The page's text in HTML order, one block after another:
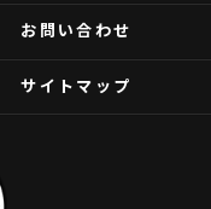
お問い合わせ
サイトマップ